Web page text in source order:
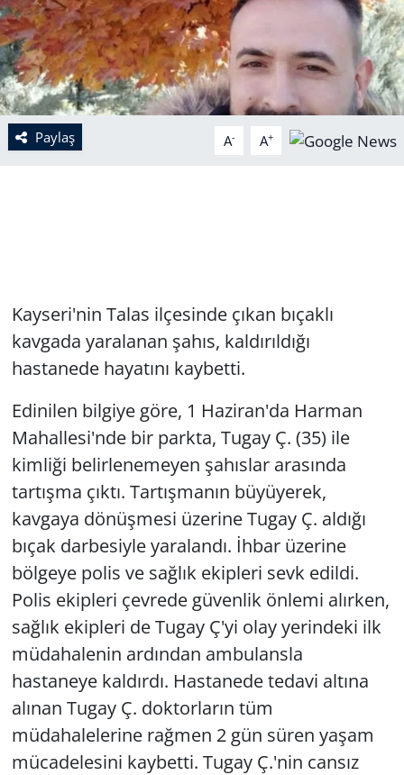
Paylaş A- A+
Kayseri'nin Talas ilçesinde çıkan bıçaklı
kavgada yaralanan şahıs, kaldırıldığı
hastanede hayatını kaybetti.
Edinilen bilgiye göre, 1 Haziran'da Harman
Mahallesi'nde bir parkta, Tugay Ç. (35) ile
kimliği belirlenemeyen şahıslar arasında
tartışma çıktı. Tartışmanın büyüyerek,
kavgaya dönüşmesi üzerine Tugay Ç. aldığı
bıçak darbesiyle yaralandı. İhbar üzerine
bölgeye polis ve sağlık ekipleri sevk edildi.
Polis ekipleri çevrede güvenlik önlemi alırken,
sağlık ekipleri de Tugay Ç'yi olay yerindeki ilk
müdahalenin ardından ambulansla
hastaneye kaldırdı. Hastanede tedavi altına
alınan Tugay Ç. doktorların tüm
müdahalelerine rağmen 2 gün süren yaşam
mücadelesini kaybetti. Tugay Ç.'nin cansız